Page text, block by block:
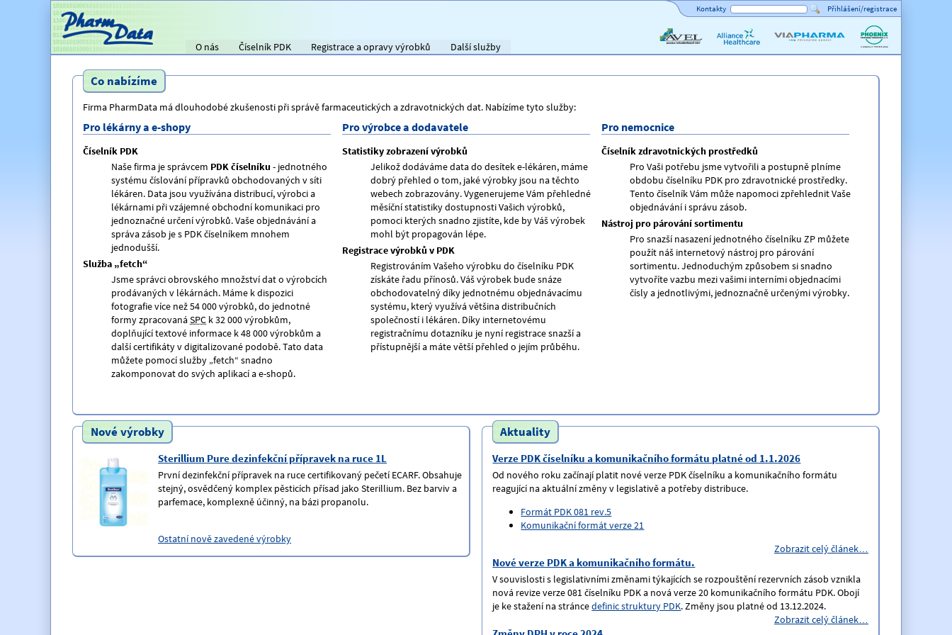
Titulní strana O nás Číselník PDK Registrace a opravy výrobků Další služby
Kontakty Přihlášení/registrace
AVEL Alliance ViaPharma PHOENIX
velkoobchod
Co nabízíme
Firma PharmData má dlouhodobé zkušenosti při správě farmaceutických a zdravotnických dat. Nabízíme tyto služby:
Pro lékárny a e-shopy
Číselník PDK
Naše firma je správcem PDK číselníku - jednotného
systému číslování přípravků obchodovaných v síti
lékáren. Data jsou využívána distribucí, výrobci a
lékárnami při vzájemné obchodní komunikaci pro
jednoznačné určení výrobků. Vaše objednávání a
správa zásob je s PDK číselníkem mnohem
jednodušší.
Služba „fetch“
Jsme správci obrovského množství dat o výrobcích
prodávaných v lékárnách. Máme k dispozici
fotografie více než 54 000 výrobků, do jednotné
formy zpracovanáSPC k 32 000 výrobkům,
doplňující textové informace k 48 000 výrobkům a
další certifikáty v digitalizované podobě. Tato data
můžete pomocí služby „fetch“ snadno
zakomponovat do svých aplikací a e-shopů.
Pro výrobce a dodavatele
Statistiky zobrazení výrobků
Jelikož dodáváme data do desítek e-lékáren, máme
dobrý přehled o tom, jaké výrobky jsou na těchto
webech zobrazovány. Vygenerujeme Vám přehledné
měsíční statistiky dostupnosti Vašich výrobků,
pomoci kterých snadno zjistíte, kde by Váš výrobek
mohl být propagován lépe.
Registrace výrobků v PDK
Registrováním Vašeho výrobku do číselníku PDK
získáte řadu přínosů. Váš výrobek bude snáze
obchodovatelný díky jednotnému objednávacímu
systému, který využívá většina distribučních
společností i lékáren. Díky internetovému
registračnímu dotazníku je nyní registrace snazší a
přístupnější a máte větší přehled o jejím průběhu.
Pro nemocnice
Číselník zdravotnických prostředků
Pro Vaši potřebu jsme vytvořili a postupně plníme
obdobu číselníku PDK pro zdravotnické prostředky.
Tento číselník Vám může napomoci zpřehlednit Vaše
objednávání i správu zásob.
Nástroj pro párování sortimentu
Pro snazší nasazení jednotného číselníku ZP můžete
použít náš internetový nástroj pro párování
sortimentu. Jednoduchým způsobem si snadno
vytvoříte vazbu mezi vašimi interními objednacími
čísly a jednotlivými, jednoznačně určenými výrobky.
Nové výrobky
Sterillium Pure dezinfekční přípravek na ruce 1L
První dezinfekční přípravek na ruce certifikovaný pečetí ECARF. Obsahuje
stejný, osvědčený komplex pěsticích přísad jako Sterillium. Bez barviv a
parfemace, komplexně účinný, na bázi propanolu.
Ostatní nově zavedené výrobky
Aktuality
Verze PDK číselníku a komunikačního formátu platné od 1.1.2026
Od nového roku začínají platit nové verze PDK číselníku a komunikačního formátu
reagující na aktuální změny v legislativě a potřeby distribuce.
Formát PDK 081 rev.5
Komunikační formát verze 21
Zobrazit celý článek…
Nové verze PDK a komunikačního formátu.
V souvislosti s legislativními změnami týkajících se rozpouštění rezervních zásob vznikla
nová revize verze 081 číselníku PDK a nová verze 20 komunikačního formátu PDK. Obojí
je ke stažení na stráncedefinic struktury PDK. Změny jsou platné od 13.12.2024.
Zobrazit celý článek…